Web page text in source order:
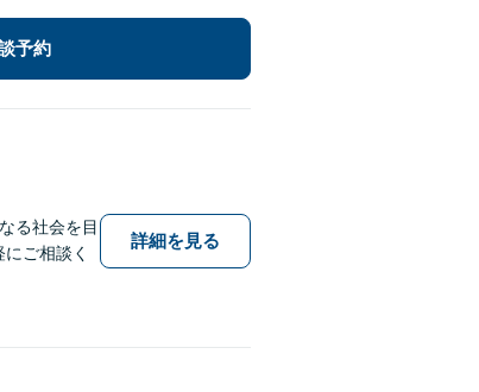
予約
る社会を目
ご相談く
詳細を見る